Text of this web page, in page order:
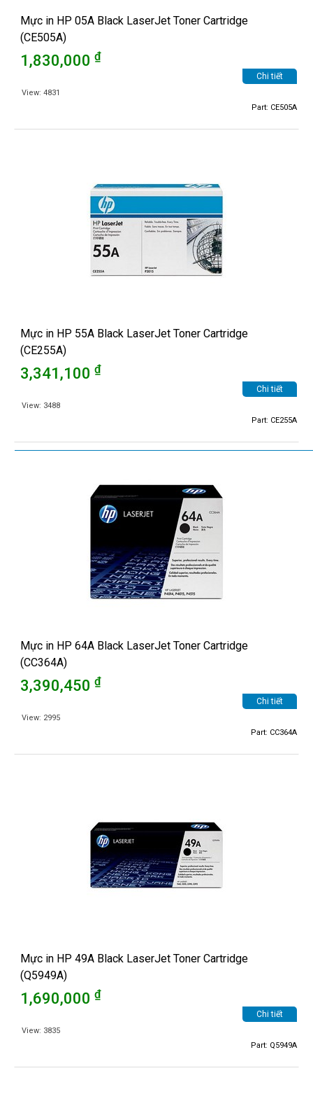
Mực in HP 05A Black LaserJet Toner Cartridge
(CE505A)
1,830,000 ₫
Chi tiết
View: 4831
Part: CE505A
Mực in HP 55A Black LaserJet Toner Cartridge
(CE255A)
3,341,100 ₫
Chi tiết
View: 3488
Part: CE255A
Mực in HP 64A Black LaserJet Toner Cartridge
(CC364A)
3,390,450 ₫
Chi tiết
View: 2995
Part: CC364A
Mực in HP 49A Black LaserJet Toner Cartridge
(Q5949A)
1,690,000 ₫
Chi tiết
View: 3835
Part: Q5949A